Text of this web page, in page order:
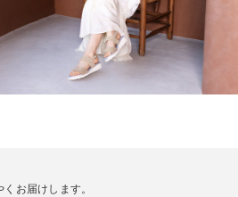
お届けします。